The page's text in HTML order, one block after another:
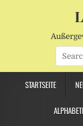
Search
for:
STARTSEITE